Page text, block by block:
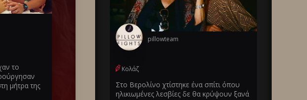
το
μήτρα της
pillowteam
Κολάζ
Στο Βερολίνο χτίστηκε ένα σπίτι όπου
ηλικιωμένες λεσβίες δε θα κρύψουν ξανά